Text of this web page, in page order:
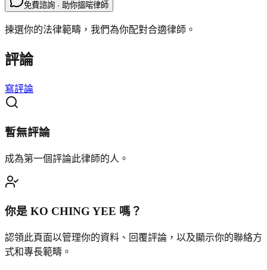
免費諮詢 · 助你搵啱律師
揀選你的法律範疇，我們為你配對合適律師。
評論
寫評論
暫無評論
成為第一個評論此律師的人。
你是 KO CHING YEE 嗎？
認領此頁面以管理你的資料、回覆評論，以及顯示你的聯絡方
式和專長範疇。